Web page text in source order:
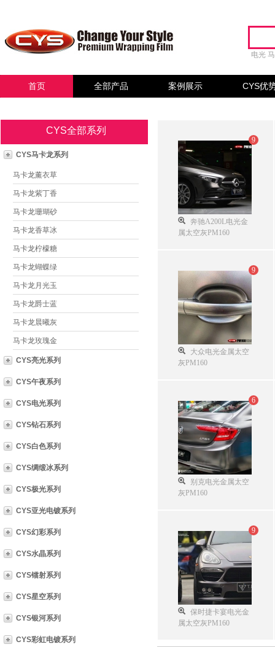
电光
首页 全部产品 案例展示 CYS优
CYS全部系列
CYS马卡龙系列
马卡龙薰衣草
马卡龙紫丁香
马卡龙珊瑚砂
马卡龙香草冰
马卡龙柠檬糖
马卡龙蝴蝶绿
马卡龙月光玉
马卡龙爵士蓝
马卡龙晨曦灰
马卡龙玫瑰金
CYS亮光系列
CYS午夜系列
CYS电光系列
CYS钻石系列
CYS白色系列
CYS绸缎冰系列
CYS极光系列
CYS亚光电镀系列
CYS幻彩系列
CYS水晶系列
CYS镭射系列
CYS星空系列
CYS银河系列
CYS彩虹电镀系列
奔驰A200L电光金
属太空灰PM160
9
大众电光金属太空
灰PM160
9
别克电光金属太空
灰PM160
6
保时捷卡宴电光金
属太空灰PM160
9